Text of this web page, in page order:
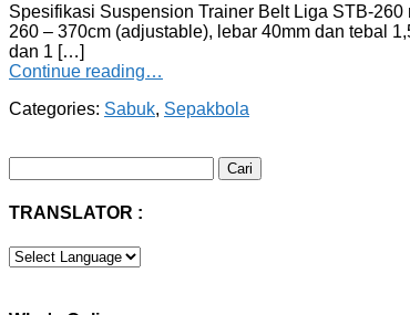
Spesifikasi Suspension Trainer Belt Liga STB-
260 – 370cm (adjustable), lebar 40mm dan tebal
dan 1 […]
Continue reading…
Categories: Sabuk, Sepakbola
untuk:
TRANSLATOR :